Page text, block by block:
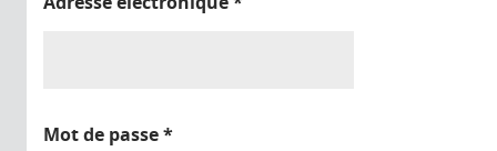
Mot de passe*